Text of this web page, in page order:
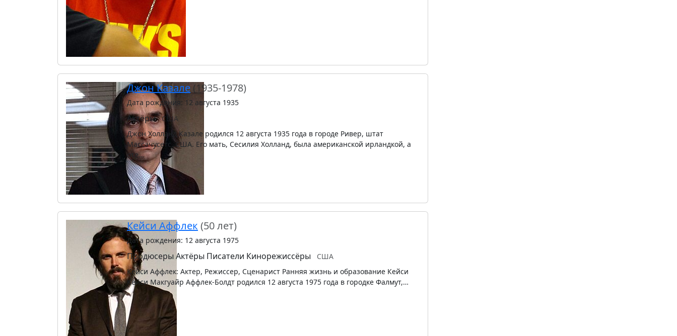
Джон Казале (1935-1978)
Дата рождения: 12 августа 1935
Актёры
США
Джон Холланд Казале родился 12 августа 1935 года в городе Ривер, штат
Массачусетс, США. Его мать, Сесилия Холланд, была американской ирландкой, а
оте…
Кейси Аффлек (50 лет)
Дата рождения: 12 августа 1975
Продюсеры Актёры Писатели Кинорежиссёры
США
Кейси Аффлек: Актер, Режиссер, Сценарист Ранняя жизнь и образование Кейси
Кейси Макгуайр Аффлек-Болдт родился 12 августа 1975 года в городке Фалмут,…